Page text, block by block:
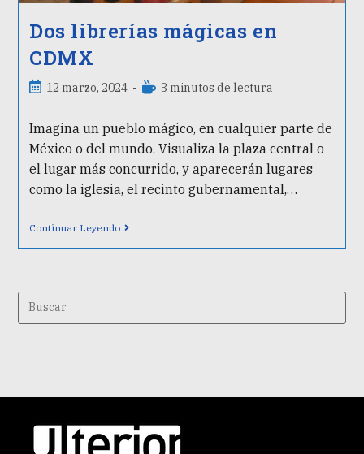
Dos librerías mágicas en
CDMX
12 marzo, 2024 3 minutos de lectura
Imagina un pueblo mágico, en cualquier parte de
México o del mundo. Visualiza la plaza central o
el lugar más concurrido, y aparecerán lugares
como la iglesia, el recinto gubernamental,…
Continuar Leyendo